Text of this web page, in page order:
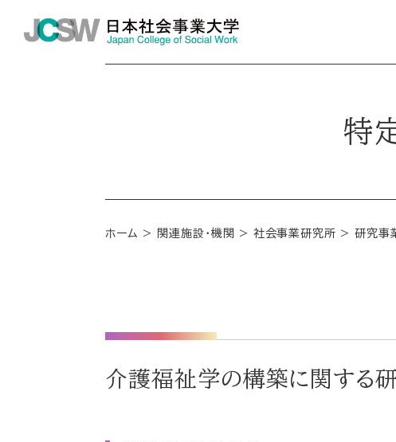
特
ホーム 関連施設・機関 社会事業研究所 研究事
介護福祉学の構築に関する